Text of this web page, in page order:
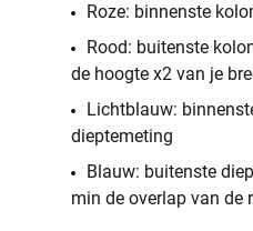
Roze: binnenste
Rood: buitenste
de hoogte x2 van je
Lichtblauw:
dieptemeting
Blauw: buitenste
min de overlap van de